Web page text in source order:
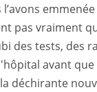
l’avons
pas vraiment